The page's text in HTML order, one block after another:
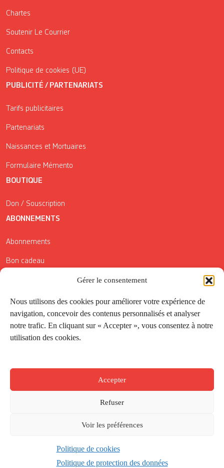
Gérer le consentement
Nous utilisons des cookies pour améliorer votre expérience de
navigation, concevoir des contenus personnalisés et analyser
notre trafic. En cliquant sur « Accepter », vous consentez à notre
utilisation des cookies.
Accepter
Refuser
Voir les préférences
Politique de cookies
Politique de protection des données
Chartes
Soutenir Le Courrier
Contacts
Politique de cookies (UE)
PUBLICITÉ / PARTENARIATS
Tarifs publicitaires
Partenariats
Naissances et Mortuaires
Formulaire Mémento
BOUTIQUE
Don / Souscription
ABONNEMENTS
Abonnements
Bon cadeau
Conditions générales de vente
Réductions de la Carte Côté Courrier
Application